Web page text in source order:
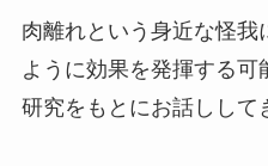
肉離れという身近な怪
ように効果を発揮する
研究をもとにお話しして